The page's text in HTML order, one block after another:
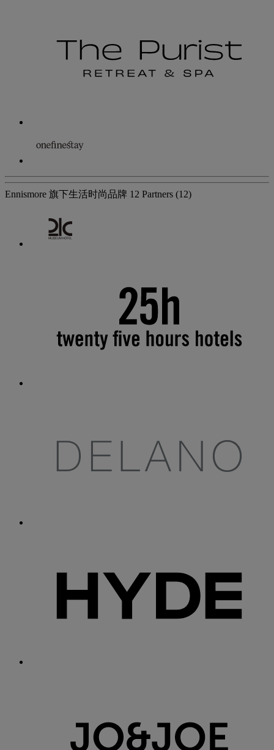
Ennismore 旗下生活时尚品牌 12 Partners (12)